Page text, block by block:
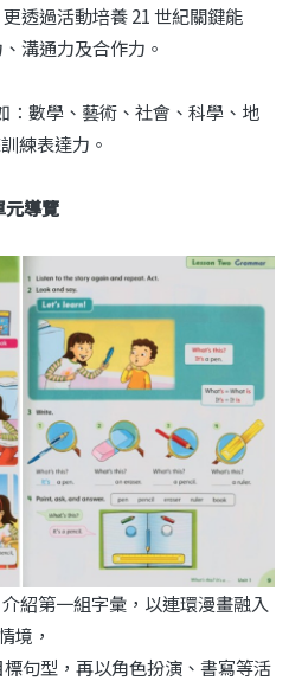
透過活動培養 21 世紀關鍵能
溝通力及合作力。
數學、藝術、社會、科學、地
練表達力。
元導覽
紹第一組字彙，以連環漫畫融入
境，
句型，再以角色扮演、書寫等活